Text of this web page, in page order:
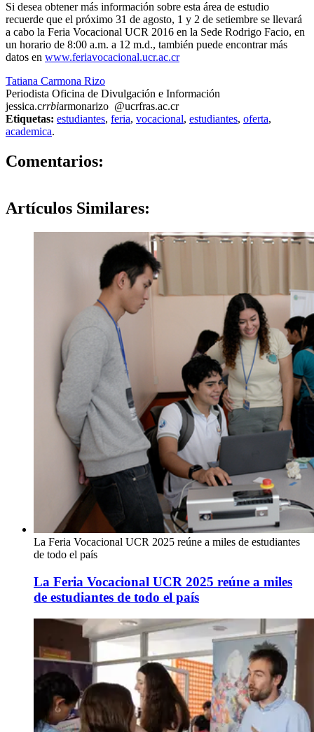
Si desea obtener más información sobre esta área de estudio
recuerde que el próximo 31 de agosto, 1 y 2 de setiembre se llevará
a cabo la Feria Vocacional UCR 2016 en la Sede Rodrigo Facio, en
un horario de 8:00 a.m. a 12 m.d., también puede encontrar más
datos en www.feriavocacional.ucr.ac.cr
Tatiana Carmona Rizo
Periodista Oficina de Divulgación e Información
jessica.crrbiarmonarizo @ucrfras.ac.cr
Etiquetas: estudiantes, feria, vocacional, estudiantes, oferta,
academica.
Comentarios:
Artículos Similares:
La Feria Vocacional UCR 2025 reúne a miles de estudiantes
de todo el país
La Feria Vocacional UCR 2025 reúne a miles
de estudiantes de todo el país